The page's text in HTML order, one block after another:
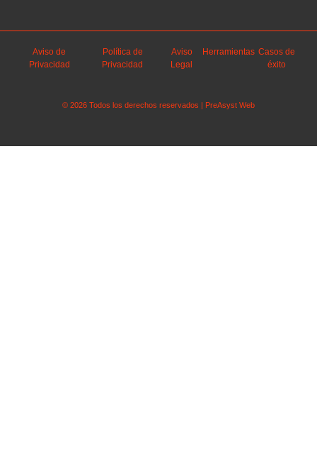
Aviso de
Privacidad
Política de
Privacidad
Aviso
Legal
Herramientas Casos de
éxito
© 2026 Todos los derechos reservados | PreAsyst Web